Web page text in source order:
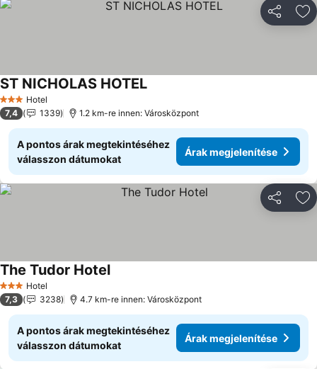
3 Kategória
Hotel
ST NICHOLAS HOTELÁrak megjelenítése
7,4 1339 1.2 km-re innen: Városközpont
A pontos árak megtekintéséhez
válasszon dátumokat
Árak megjelenítése
3 Kategória
Hotel
The Tudor HotelÁrak megjelenítése
7,3 3238 4.7 km-re innen: Városközpont
A pontos árak megtekintéséhez
válasszon dátumokat
Árak megjelenítése